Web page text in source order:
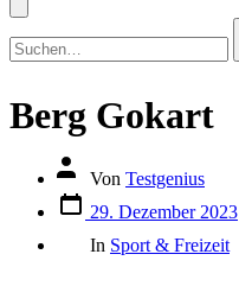
Menü
nach:
Berg Gokart
Autor
Beitrags
Von Testgenius
Datum
des
Beitrags
29. Dezember 2023
In Sport & Freizeit